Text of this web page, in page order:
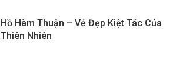
Hồ Hàm Thuận – Vẻ Đẹp Kiệt Tác Của
Thiên Nhiên